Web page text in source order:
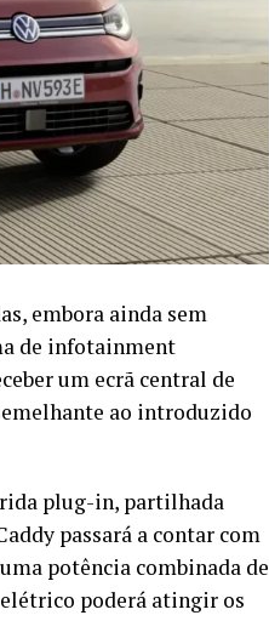
embora ainda sem
de infotainment
um ecrã central de
ao introduzido
plug-in, partilhada
passará a contar com
potência combinada de
elétrico poderá atingir os